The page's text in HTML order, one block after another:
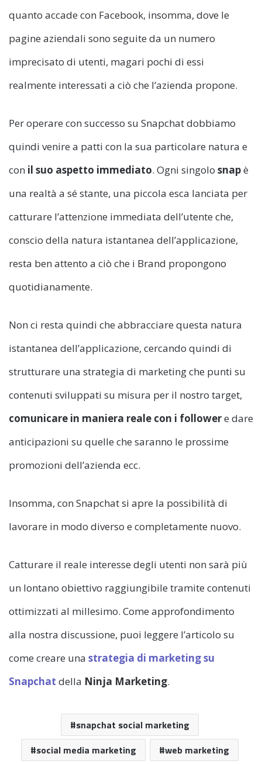
quanto accade con Facebook, insomma, dove le
pagine aziendali sono seguite da un numero
imprecisato di utenti, magari pochi di essi
realmente interessati a ciò che l’azienda propone.
Per operare con successo su Snapchat dobbiamo
quindi venire a patti con la sua particolare natura e
con il suo aspetto immediato. Ogni singolo snapè
una realtà a sé stante, una piccola esca lanciata per
catturare l’attenzione immediata dell’utente che,
conscio della natura istantanea dell’applicazione,
resta ben attento a ciò che i Brand propongono
quotidianamente.
Non ci resta quindi che abbracciare questa natura
istantanea dell’applicazione, cercando quindi di
strutturare una strategia di marketing che punti su
contenuti sviluppati su misura per il nostro target,
comunicare in maniera reale con i followere dare
anticipazioni su quelle che saranno le prossime
promozioni dell’azienda ecc.
Insomma, con Snapchat si apre la possibilità di
lavorare in modo diverso e completamente nuovo.
Catturare il reale interesse degli utenti non sarà più
un lontano obiettivo raggiungibile tramite contenuti
ottimizzati al millesimo. Come approfondimento
alla nostra discussione, puoi leggere l’articolo su
come creare una strategia di marketing su
Snapchat della Ninja Marketing.
snapchat social marketing
social media marketing
web marketing